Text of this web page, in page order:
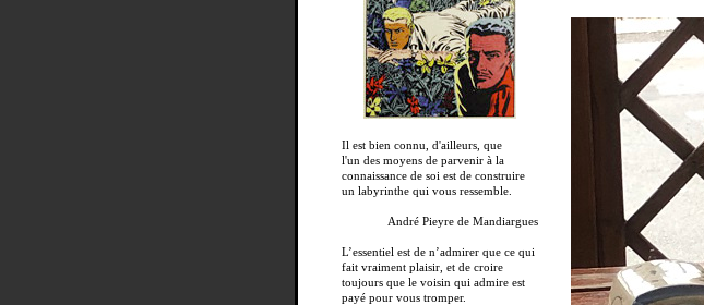
Il est bien connu, d'ailleurs, que
l'un des moyens de parvenir à la
connaissance de soi est de construire
un labyrinthe qui vous ressemble.
André Pieyre de Mandiargues
L’essentiel est de n’admirer que ce qui
fait vraiment plaisir, et de croire
toujours que le voisin qui admire est
payé pour vous tromper.